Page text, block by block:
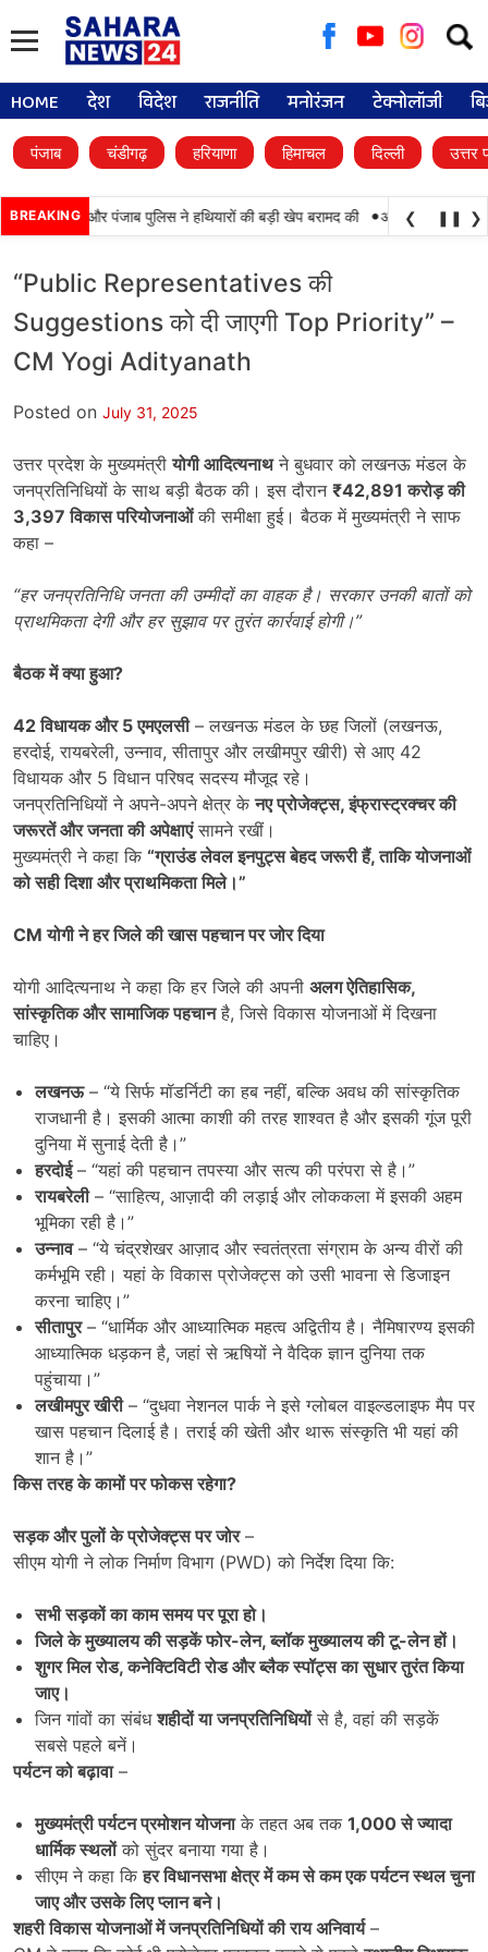
for:
HOME देश विदेश राजनीति मनोरंजन टेक्नोलॉजी
पंजाब चंडीगढ़ हरियाणा हिमाचल दिल्ली उत्तर
BREAKINGBSF और पंजाब पुलिस ने हथियारों की बड़ी खेप बरामद की • अमन अरोड़ा ने
❮ ❚❚ ❯
“Public Representatives की
Suggestions को दी जाएगी Top Priority” –
CM Yogi Adityanath
Posted on July 31, 2025
उत्तर प्रदेश के मुख्यमंत्रीयोगी आदित्यनाथने बुधवार को लखनऊ मंडल के
जनप्रतिनिधियों के साथ बड़ी बैठक की। इस दौरान ₹42,891करोड़ की
3,397विकास परियोजनाओंकी समीक्षा हुई। बैठक में मुख्यमंत्री ने साफ
कहा –
“हर जनप्रतिनिधि जनता की उम्मीदों का वाहक है। सरकार उनकी बातों को
प्राथमिकता देगी और हर सुझाव पर तुरंत कार्रवाई होगी।”
बैठक में क्या हुआ?
42विधायक और 5एमएलसी– लखनऊ मंडल के छह जिलों (लखनऊ,
हरदोई, रायबरेली, उन्नाव, सीतापुर और लखीमपुर खीरी) से आए 42
विधायक और 5 विधान परिषद सदस्य मौजूद रहे।
जनप्रतिनिधियों ने अपने-अपने क्षेत्र केनए प्रोजेक्ट्स,इंफ्रास्ट्रक्चर की
जरूरतें और जनता की अपेक्षाएंसामने रखीं।
मुख्यमंत्री ने कहा कि “ग्राउंड लेवल इनपुट्स बेहद जरूरी हैं,ताकि योजनाओं
को सही दिशा और प्राथमिकता मिले।”
CMयोगी ने हर जिले की खास पहचान पर जोर दिया
योगी आदित्यनाथ ने कहा कि हर जिले की अपनी अलग ऐतिहासिक,
सांस्कृतिक और सामाजिक पहचानहै, जिसे विकास योजनाओं में दिखना
चाहिए।
लखनऊ– “ये सिर्फ मॉडर्निटी का हब नहीं, बल्कि अवध की सांस्कृतिक
राजधानी है। इसकी आत्मा काशी की तरह शाश्वत है और इसकी गूंज पूरी
दुनिया में सुनाई देती है।”
हरदोई– “यहां की पहचान तपस्या और सत्य की परंपरा से है।”
रायबरेली– “साहित्य, आज़ादी की लड़ाई और लोककला में इसकी अहम
भूमिका रही है।”
उन्नाव– “ये चंद्रशेखर आज़ाद और स्वतंत्रता संग्राम के अन्य वीरों की
कर्मभूमि रही। यहां के विकास प्रोजेक्ट्स को उसी भावना से डिजाइन
करना चाहिए।”
सीतापुर– “धार्मिक और आध्यात्मिक महत्व अद्वितीय है। नैमिषारण्य इसकी
आध्यात्मिक धड़कन है, जहां से ऋषियों ने वैदिक ज्ञान दुनिया तक
पहुंचाया।”
लखीमपुर खीरी– “दुधवा नेशनल पार्क ने इसे ग्लोबल वाइल्डलाइफ मैप पर
खास पहचान दिलाई है। तराई की खेती और थारू संस्कृति भी यहां की
शान है।”
किस तरह के कामों पर फोकस रहेगा?
सड़क और पुलों के प्रोजेक्ट्स पर जोर–
सीएम योगी ने लोक निर्माण विभाग (PWD) को निर्देश दिया कि:
सभी सड़कों का काम समय पर पूरा हो।
जिले के मुख्यालय की सड़कें फोर-लेन,ब्लॉक मुख्यालय की टू-लेन हों।
शुगर मिल रोड,कनेक्टिविटी रोड और ब्लैक स्पॉट्स का सुधार तुरंत किया
जाए।
जिन गांवों का संबंधशहीदों या जनप्रतिनिधियोंसे है, वहां की सड़कें
सबसे पहले बनें।
पर्यटन को बढ़ावा–
मुख्यमंत्री पर्यटन प्रमोशन योजनाके तहत अब तक 1,000से ज्यादा
धार्मिक स्थलोंको सुंदर बनाया गया है।
सीएम ने कहा किहर विधानसभा क्षेत्र में कम से कम एक पर्यटन स्थल चुना
जाए और उसके लिए प्लान बने।
शहरी विकास योजनाओं में जनप्रतिनिधियों की राय अनिवार्य–